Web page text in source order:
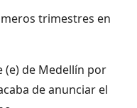
trimestres en
(e) de Medellín por
de anunciar el